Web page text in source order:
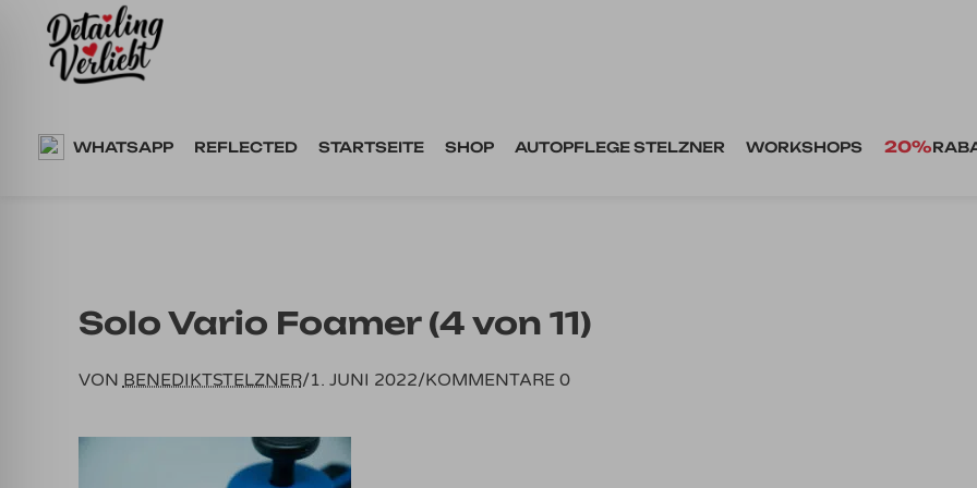
Springe
WHATSAPP REFLECTED STARTSEITE SHOP AUTOPFLEGE STELZNER WORKSHOPS 20%
Solo Vario Foamer (4 von 11)
VON BENEDIKTSTELZNER/1. JUNI 2022/KOMMENTARE 0